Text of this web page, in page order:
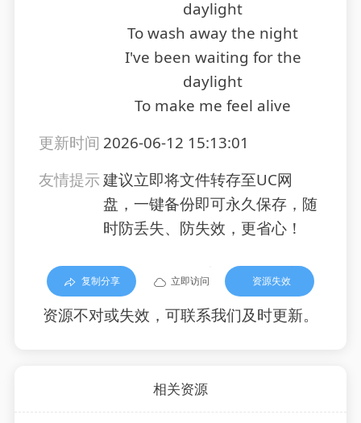
daylight
To wash away the night
I've been waiting for the
daylight
To make me feel alive
更新时间 2026-06-12 15:13:01
友情提示建议立即将文件转存至UC网
盘，一键备份即可永久保存，随
时防丢失、防失效，更省心！
复制分享 立即访问 资源失效
资源不对或失效，可联系我们及时更新。
相关资源